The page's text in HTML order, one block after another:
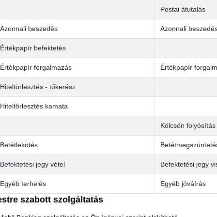
Postai átutalás
Azonnali beszedés Azonnali
Értékpapír befektetés
Értékpapír forgalmazás Értékpapír
Hiteltörlesztés - tőkerész
Hiteltörlesztés kamata
Kölcsön folyósítás
Betétlekötés
Befektetési jegy vétel Befektetési jegy
Egyéb terhelés Egyéb jóváírás
szabott szolgáltatás